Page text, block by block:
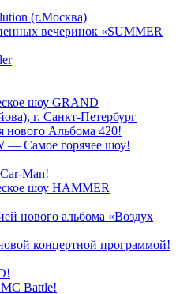
(г.Москва)
вечеринок «SUMMER
шоу GRAND
г. Санкт-Петербург
нового Альбома 420!
— Самое горячее шоу!
Man!
шоу HAMMER
нового альбома «Воздух
концертной программой!
МС Battle!